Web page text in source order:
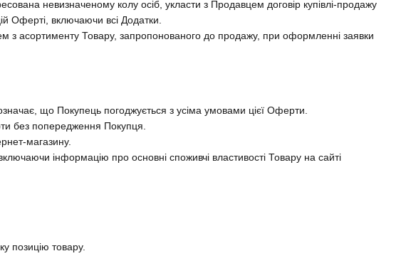
невизначеному колу осіб, укласти з Продавцем договір купівлі-продажу
Оферті, включаючи всі Додатки.
з асортименту Товару, запропонованого до продажу, при оформленні заявки
що Покупець погоджується з усіма умовами цієї Оферти.
без попередження Покупця.
магазину.
інформацію про основні споживчі властивості Товару на сайті
позицію товару.